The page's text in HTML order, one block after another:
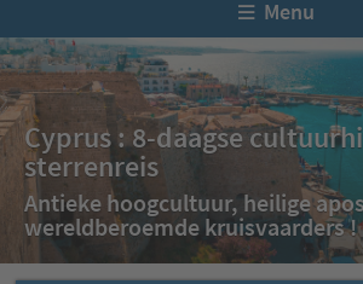
Menu
Cyprus : 8-daagse
sterrenreis
Antieke hoogcultuur, heilige
wereldberoemde kruisvaarders !